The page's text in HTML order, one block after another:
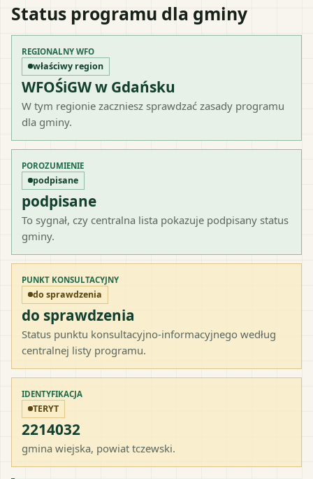
Status programu dla gminy
REGIONALNY WFO
właściwy region
WFOŚiGW w Gdańsku
W tym regionie zaczniesz sprawdzać zasady programu
dla gminy.
POROZUMIENIE
podpisane
podpisane
To sygnał, czy centralna lista pokazuje podpisany status
gminy.
PUNKT KONSULTACYJNY
do sprawdzenia
do sprawdzenia
Status punktu konsultacyjno-informacyjnego według
centralnej listy programu.
IDENTYFIKACJA
TERYT
2214032
gmina wiejska, powiat tczewski.